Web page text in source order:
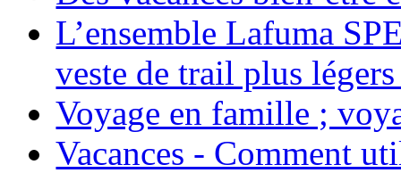
L’ensemble Lafuma
veste de trail plus
Voyage en famille ;
Vacances - Comment